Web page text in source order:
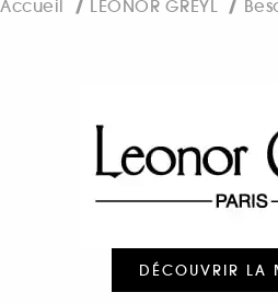
Accueil LEONOR GREYL
DÉCOUVRIR LA